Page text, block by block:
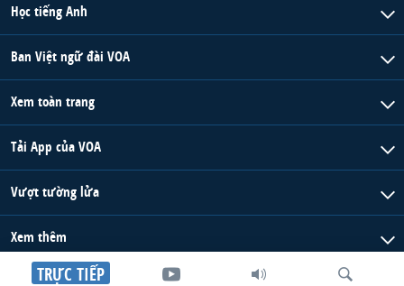
TRỰC TIẾP
Học tiếng Anh
Ban Việt ngữ đài VOA
Xem toàn trang
Tải App của VOA
Vượt tường lửa
Xem thêm